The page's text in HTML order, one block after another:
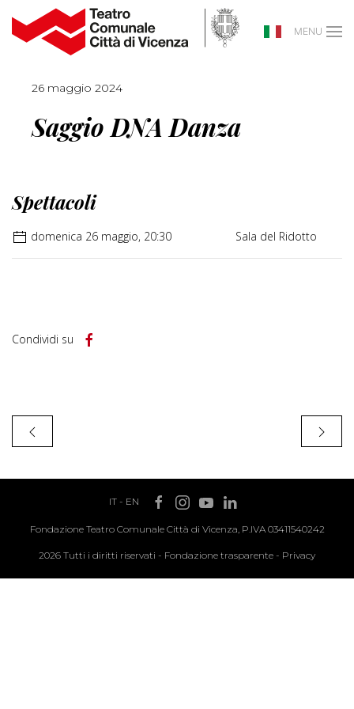
MENU
26 maggio 2024
Saggio DNA Danza
Spettacoli
domenica 26 maggio, 20:30 Sala del Ridotto
Condividi su
IT- EN
Fondazione Teatro Comunale Città di Vicenza, P.IVA 03411540242
2026 Tutti i diritti riservati - Fondazione trasparente - Privacy